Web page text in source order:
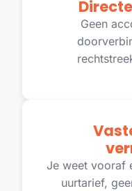
Geen
Je weet vooraf
uurtarief,